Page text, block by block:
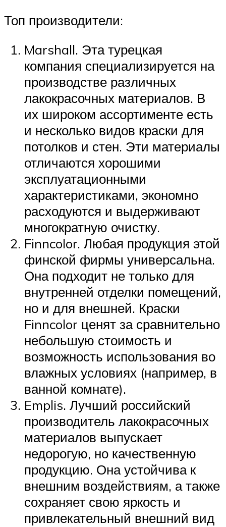
Топ производители:
Marshall. Эта турецкая
компания специализируется на
производстве различных
лакокрасочных материалов. В
их широком ассортименте есть
и несколько видов краски для
потолков и стен. Эти материалы
отличаются хорошими
эксплуатационными
характеристиками, экономно
расходуются и выдерживают
многократную очистку.
Finncolor. Любая продукция этой
финской фирмы универсальна.
Она подходит не только для
внутренней отделки помещений,
но и для внешней. Краски
Finncolor ценят за сравнительно
небольшую стоимость и
возможность использования во
влажных условиях (например, в
ванной комнате).
Emplis. Лучший российский
производитель лакокрасочных
материалов выпускает
недорогую, но качественную
продукцию. Она устойчива к
внешним воздействиям, а также
сохраняет свою яркость и
привлекательный внешний вид